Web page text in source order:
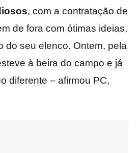
, com a contratação de
de fora com ótimas ideias,
do seu elenco. Ontem, pela
à beira do campo e já
diferente – afirmou PC,